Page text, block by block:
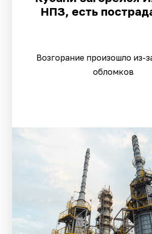
НПЗ, есть
Возгорание произошло из-
обломков